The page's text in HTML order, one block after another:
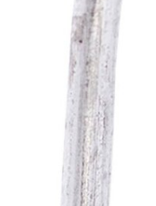
Grillage à chevaux
Grillage de rats
Grillage de blaireaux